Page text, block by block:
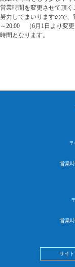
営業時間を変更させて頂
努力してまいりますので
～20:00 （6月1日より変
時間となります。
営業
営業
サイ